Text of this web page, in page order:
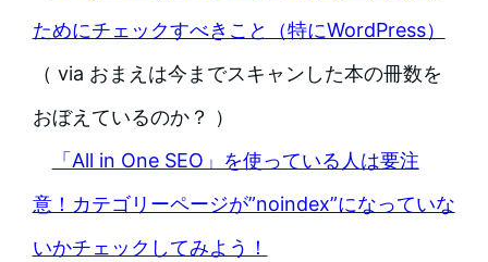
ためにチェックすべきこと（特にWordPress）
（ via おまえは今までスキャンした本の冊数を
おぼえているのか？ ）
「All in One SEO」を使っている人は要注
意！カテゴリーページが”noindex”になっていな
いかチェックしてみよう！